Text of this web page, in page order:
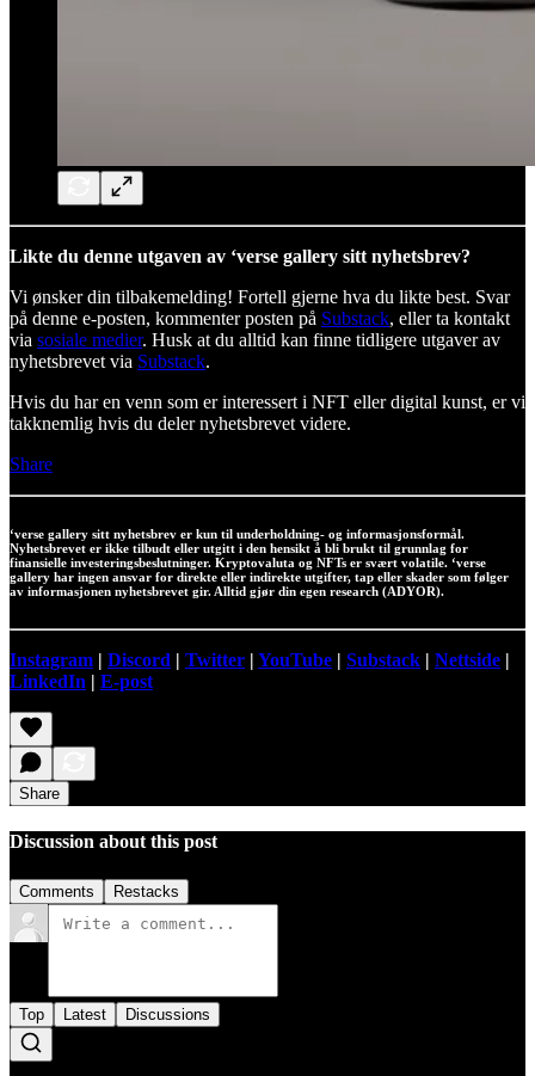
Likte du denne utgaven av ‘verse gallery sitt nyhetsbrev?
Vi ønsker din tilbakemelding! Fortell gjerne hva du likte best. Svar
på denne e-posten, kommenter posten på Substack, eller ta kontakt
via sosiale medier. Husk at du alltid kan finne tidligere utgaver av
nyhetsbrevet via Substack.
Hvis du har en venn som er interessert i NFT eller digital kunst, er vi
takknemlig hvis du deler nyhetsbrevet videre.
Share
‘verse gallery sitt nyhetsbrev er kun til underholdning- og informasjonsformål.
Nyhetsbrevet er ikke tilbudt eller utgitt i den hensikt å bli brukt til grunnlag for
finansielle investeringsbeslutninger. Kryptovaluta og NFTs er svært volatile. ‘verse
gallery har ingen ansvar for direkte eller indirekte utgifter, tap eller skader som følger
av informasjonen nyhetsbrevet gir. Alltid gjør din egen research (ADYOR).
Instagram | Discord | Twitter | YouTube | Substack | Nettside |
LinkedIn | E-post
Share
Discussion about this post
Comments Restacks
Top Latest Discussions